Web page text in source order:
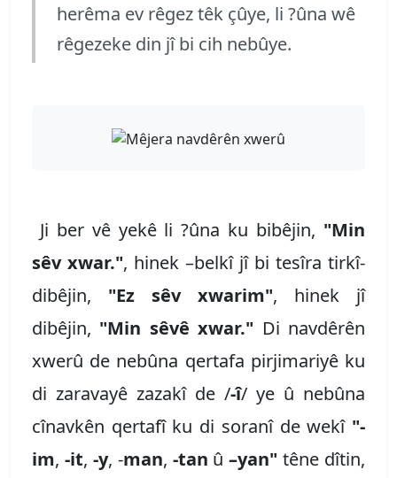
herêma ev rêgez têk çûye, li ?ûna wê
rêgezeke din jî bi cih nebûye.
Ji ber vê yekê li ?ûna ku bibêjin, "Min
sêv xwar.", hinek –belkî jî bi tesîra tirkî-
dibêjin, "Ez sêv xwarim", hinek jî
dibêjin, "Min sêvê xwar." Di navdêrên
xwerû de nebûna qertafa pirjimariyê ku
di zaravayê zazakî de /-î/ ye û nebûna
cînavkên qertafî ku di soranî de wekî "-
im, -it, -y, -man, -tan û–yan"têne dîtin,